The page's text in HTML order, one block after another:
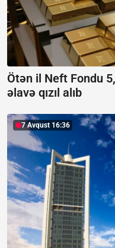
Ötən il Neft Fondu
əlavə qızıl alıb
7 Avqust 16:36